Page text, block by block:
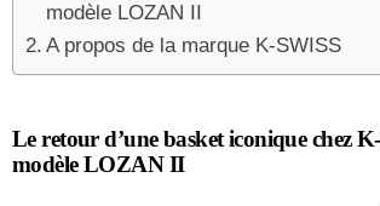
modèle LOZAN II
A propos de la marque K-SWISS
Le retour d’une basket iconique chez
modèle LOZAN II